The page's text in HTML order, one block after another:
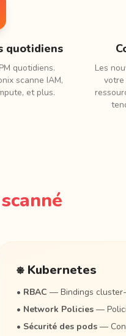
quotidiens
quotidiens.
scanne IAM,
et plus.
Les
votre
⎈ Kubernetes
• RBAC — Bindings
• Network Policies —
• Sécurité des pods —